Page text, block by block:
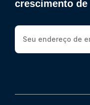
crescimento de